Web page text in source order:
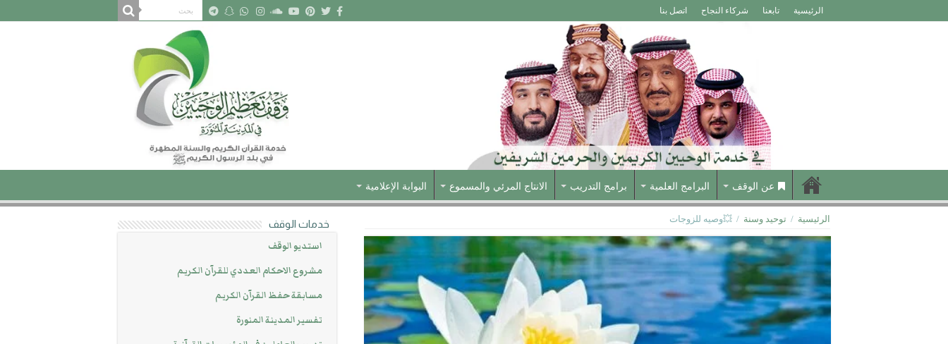
الرئيسية تابعنا شركاء النجاح اتصل بنا
عن الوقف البرامج العلمية برامج التدريب الانتاج المرئي والمسموع البوابة الإعلامية
الرئيسية / توحيد وسنة / 💥وصيه للزوجات خدمات الوقف
استديو الوقف
مشروع الاحكام العددي للقرآن الكريم
مسابقة حفظ القرآن الكريم
تفسير المدينة المنورة